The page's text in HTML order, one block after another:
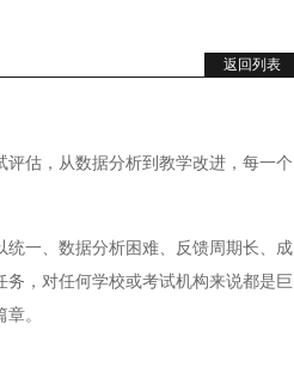
返回列表
估，从数据分析到教学改进，每一个
一、数据分析困难、反馈周期长、成
，对任何学校或考试机构来说都是巨
。